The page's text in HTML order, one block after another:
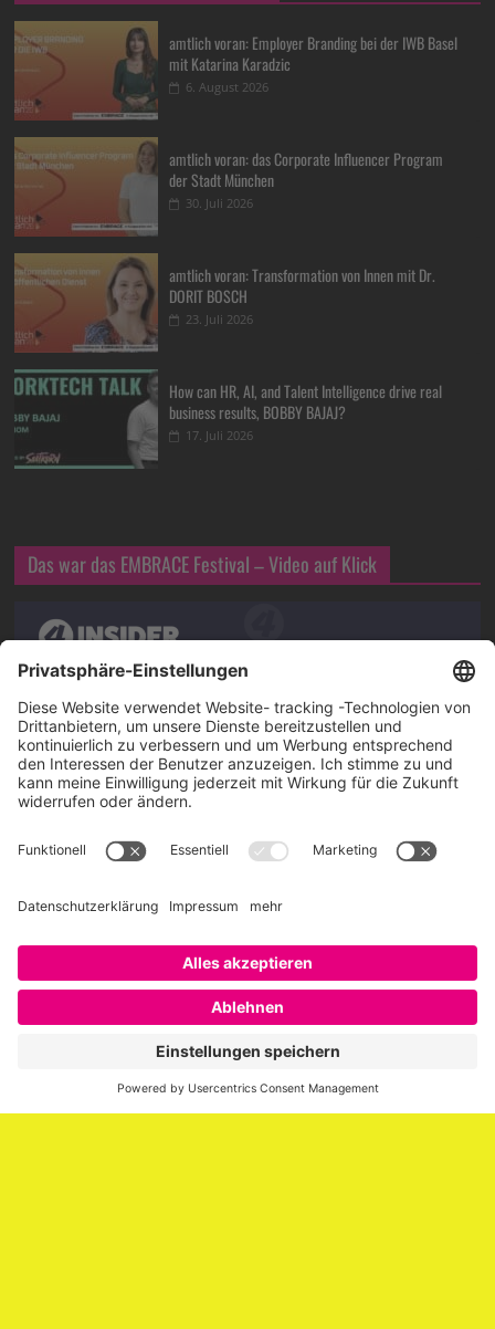
amtlich voran: Employer Branding bei der IWB Basel
mit Katarina Karadzic
6. August 2026
amtlich voran: das Corporate Influencer Program
der Stadt München
30. Juli 2026
amtlich voran: Transformation von Innen mit Dr.
DORIT BOSCH
23. Juli 2026
How can HR, AI, and Talent Intelligence drive real
business results, BOBBY BAJAJ?
17. Juli 2026
Das war das EMBRACE Festival – Video auf Klick
Über SAATKORN
SAATKORN ist der Blog von Gero Hesse. Seit 2009 schreibt
er über die Themen Employer Branding,